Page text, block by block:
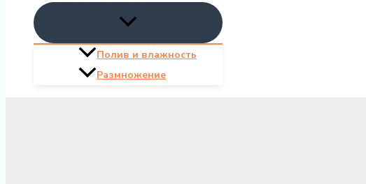
Полив и влажность
Размножение